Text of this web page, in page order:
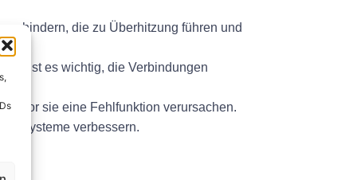
die zu Überhitzung führen und
ist es wichtig, die Verbindungen
sie eine Fehlfunktion verursachen.
Systeme verbessern.